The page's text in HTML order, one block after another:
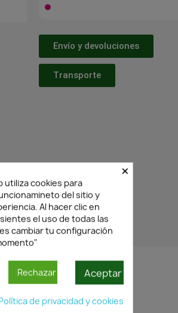
Envío y devoluciones
Transporte
SIMILARES
×
utiliza cookies para
del sitio y
Al hacer clic en
el uso de todas las
cambiar tu configuración
Rechazar Aceptar
de privacidad y cookies